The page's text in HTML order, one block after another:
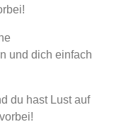
und dich einfach
du hast Lust auf